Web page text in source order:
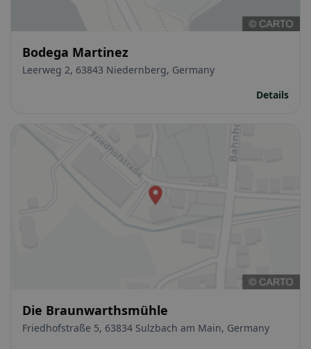
Bodega Martinez
Leerweg 2, 63843 Niedernberg, Germany
Details
Die Braunwarthsmühle
Friedhofstraße 5, 63834 Sulzbach am Main, Germany